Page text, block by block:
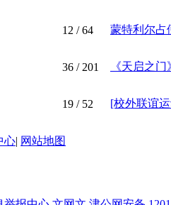
12 / 64 蒙特利尔占
36 / 201 《天启之
19 / 52 [校外联谊
心| 网站地图